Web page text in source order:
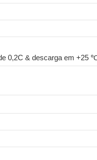
0,2C & descarga em +25